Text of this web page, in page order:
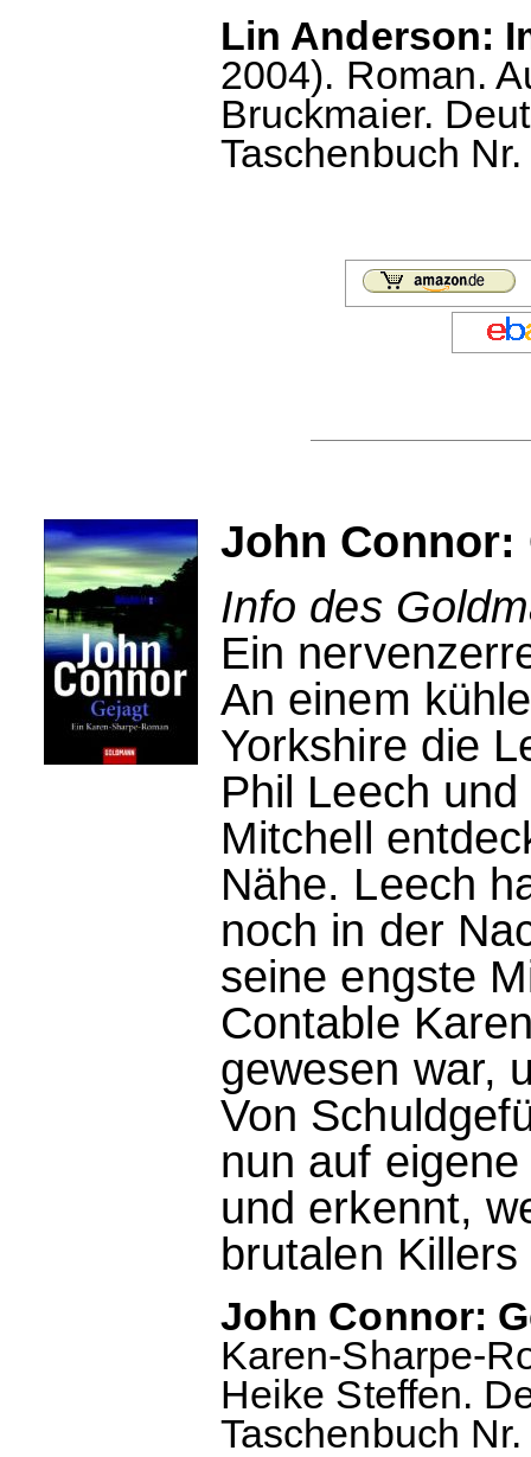
Lin Anderson:
2004). Roman.
Bruckmaier.
Taschenbuch
John Connor:
Info des
Ein
An einem
Yorkshire die
Phil Leech
Mitchell
Nähe. Leech
noch in der
seine engste
Contable
gewesen war,
Von
nun auf
und erkennt,
brutalen
John Connor:
Karen-Sharpe-
Heike Steffen.
Taschenbuch